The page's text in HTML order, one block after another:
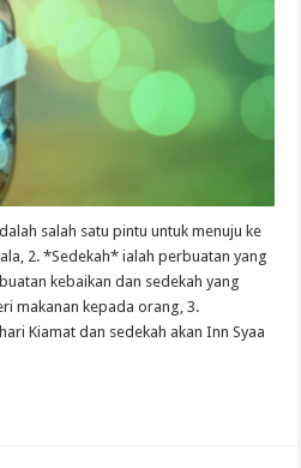
salah satu pintu untuk menuju ke
2. *Sedekah* ialah perbuatan yang
kebaikan dan sedekah yang
makanan kepada orang, 3.
Kiamat dan sedekah akan Inn Syaa